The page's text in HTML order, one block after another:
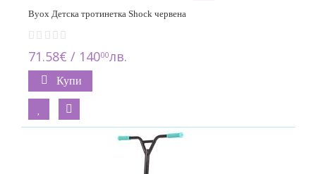
Byox Детска тротинетка Shock червена
71.58€ / 14000лв.
Купи